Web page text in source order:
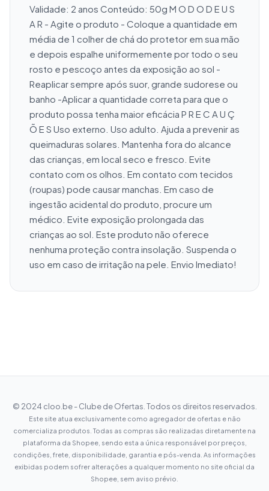
Validade: 2 anos Conteúdo: 50g M O D O D E U S
A R - Agite o produto - Coloque a quantidade em
média de 1 colher de chá do protetor em sua mão
e depois espalhe uniformemente por todo o seu
rosto e pescoço antes da exposição ao sol -
Reaplicar sempre após suor, grande sudorese ou
banho -Aplicar a quantidade correta para que o
produto possa tenha maior eficácia P R E C A U Ç
Õ E S Uso externo. Uso adulto. Ajuda a prevenir as
queimaduras solares. Mantenha fora do alcance
das crianças, em local seco e fresco. Evite
contato com os olhos. Em contato com tecidos
(roupas) pode causar manchas. Em caso de
ingestão acidental do produto, procure um
médico. Evite exposição prolongada das
crianças ao sol. Este produto não oferece
nenhuma proteção contra insolação. Suspenda o
uso em caso de irritação na pele. Envio Imediato!
© 2024 cloo.be - Clube de Ofertas. Todos os direitos reservados.
Este site atua exclusivamente como agregador de ofertas e não
comercializa produtos. Todas as compras são realizadas diretamente na
plataforma da Shopee, sendo esta a única responsável por preços,
condições, frete, disponibilidade, garantia e pós-venda. As informações
exibidas podem sofrer alterações a qualquer momento no site oficial da
Shopee, sem aviso prévio.